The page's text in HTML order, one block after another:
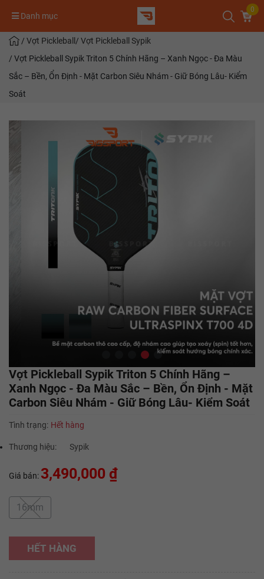
Danh mục
0
/ Vợt Pickleball / Vợt Pickleball Sypik
/ Vợt Pickleball Sypik Triton 5 Chính Hãng – Xanh Ngọc - Đa Màu
Sắc – Bền, Ổn Định - Mặt Carbon Siêu Nhám - Giữ Bóng Lâu- Kiểm
Soát
Vợt Pickleball Sypik Triton 5 Chính Hãng –
Xanh Ngọc - Đa Màu Sắc – Bền, Ổn Định - Mặt
Carbon Siêu Nhám - Giữ Bóng Lâu- Kiểm Soát
Tình trạng: Hết hàng
Thương hiệu: Sypik
Giá bán: 3,490,000 ₫
16mm
HẾT HÀNG